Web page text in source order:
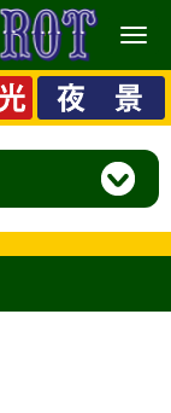
メ
ニ
ュ
ー